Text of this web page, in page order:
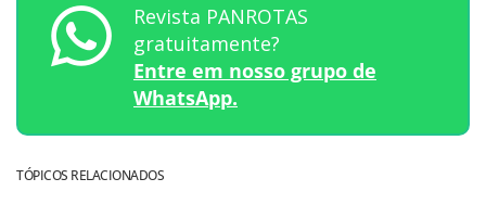
Revista PANROTAS
gratuitamente?
Entre em nosso grupo de
WhatsApp.
TÓPICOS RELACIONADOS